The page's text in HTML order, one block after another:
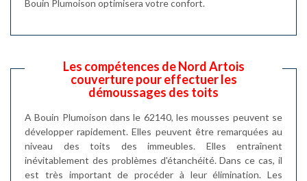
Bouin Plumoison optimisera votre confort.
Les compétences de Nord Artois
couverture pour effectuer les
démoussages des toits
A Bouin Plumoison dans le 62140, les mousses peuvent se
développer rapidement. Elles peuvent être remarquées au
niveau des toits des immeubles. Elles entraînent
inévitablement des problèmes d'étanchéité. Dans ce cas, il
est très important de procéder à leur élimination. Les